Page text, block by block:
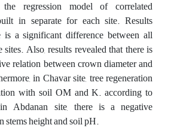
regression model of correlated
in separate for each site. Results
is a significant difference between all
sites. Also, results revealed that there is
relation between crown diameter and
in Chavar site, tree regeneration
with soil OM and K. according to
Abdanan site, there is a negative
stems height and soil pH.